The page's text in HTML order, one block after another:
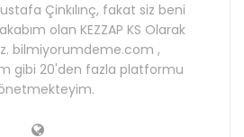
Çinkılınç, fakat siz beni
olan KEZZAP KS Olarak
bilmiyorumdeme.com ,
gibi 20'den fazla platformu